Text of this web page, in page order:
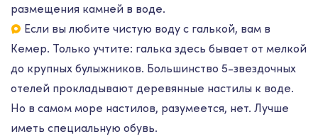
размещения камней в воде.
Если вы любите чистую воду с галькой, вам в
Кемер. Только учтите: галька здесь бывает от мелкой
до крупных булыжников. Большинство 5-звездочных
отелей прокладывают деревянные настилы к воде.
Но в самом море настилов, разумеется, нет. Лучше
иметь специальную обувь.